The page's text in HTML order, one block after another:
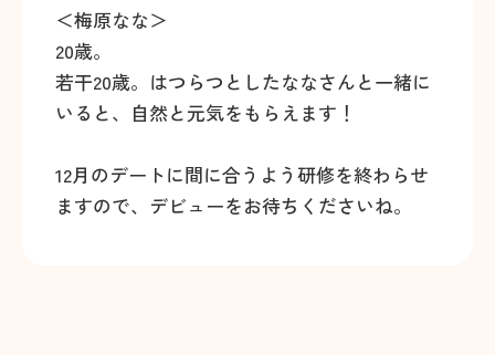
＜梅原なな＞
20歳。
若干20歳。はつらつとしたななさんと一緒に
いると、自然と元気をもらえます！
12月のデートに間に合うよう研修を終わらせ
ますので、デビューをお待ちくださいね。